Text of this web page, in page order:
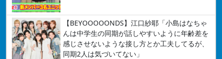
【BEYOOOOONDS】江口紗耶「小島はなちゃ
んは中学生の同期が話しやすいように年齢差を
感じさせないような接し方とか工夫してるが、
同期2人は気づいてない」